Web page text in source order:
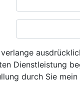
Dienstleistung
durch Sie